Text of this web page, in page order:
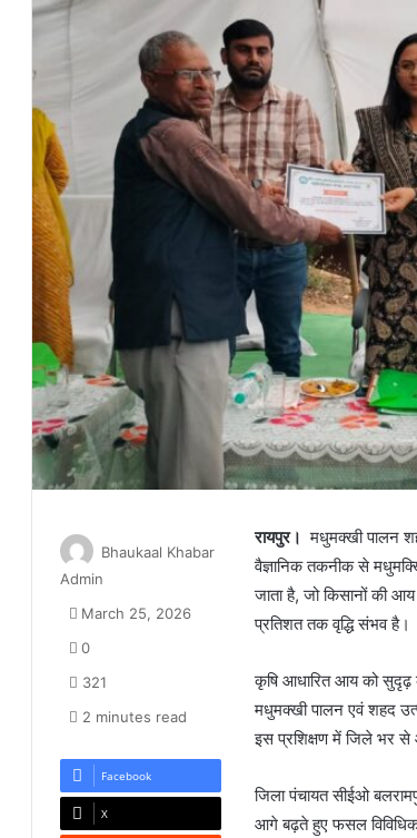
रायपुर। मधुमक्खी पालन
वैज्ञानिक तकनीक से
जाता है, जो किसानों की
प्रतिशत तक वृद्धि संभव है।
कृषि आधारित आय को सुदृढ़
मधुमक्खी पालन एवं शहद
इस प्रशिक्षण में जिले भर से
जिला पंचायत सीईओ
आगे बढ़ते हुए फसल
Bhaukaal Khabar
Admin
March 25, 2026
0
321
2 minutes read
Facebook
X